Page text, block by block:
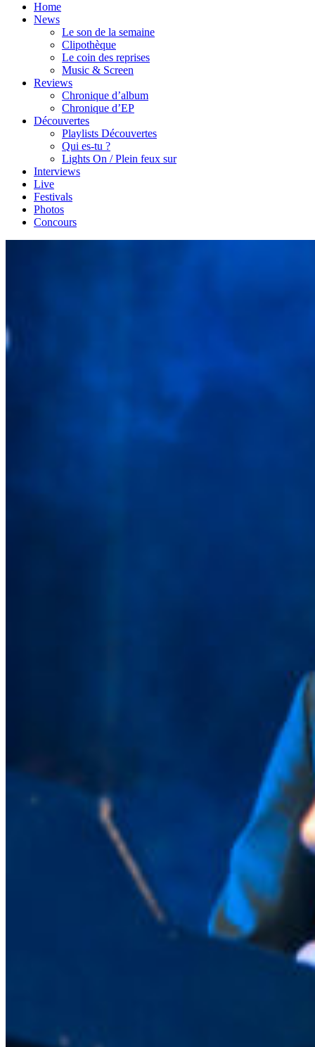
Home
News
Le son de la semaine
Clipothèque
Le coin des reprises
Music & Screen
Reviews
Chronique d’album
Chronique d’EP
Découvertes
Playlists Découvertes
Qui es-tu ?
Lights On / Plein feux sur
Interviews
Live
Festivals
Photos
Concours